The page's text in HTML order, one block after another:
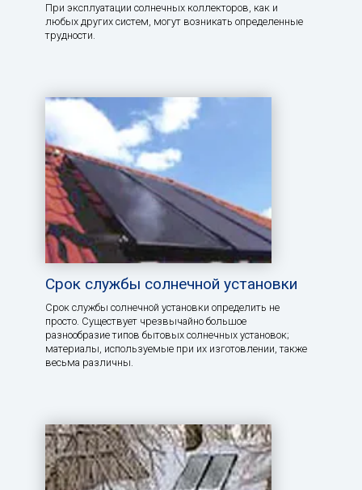
При эксплуатации солнечных коллекторов, как и
любых других систем, могут возникать определенные
трудности.
Срок службы солнечной установки
Срок службы солнечной установки определить не
просто. Существует чрезвычайно большое
разнообразие типов бытовых солнечных установок;
материалы, используемые при их изготовлении, также
весьма различны.